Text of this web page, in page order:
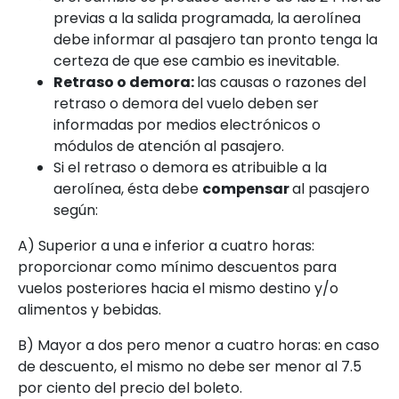
previas a la salida programada, la aerolínea
debe informar al pasajero tan pronto tenga la
certeza de que ese cambio es inevitable.
Retraso o demora:las causas o razones del
retraso o demora del vuelo deben ser
informadas por medios electrónicos o
módulos de atención al pasajero.
Si el retraso o demora es atribuible a la
aerolínea, ésta debe compensaral pasajero
según:
A) Superior a una e inferior a cuatro horas:
proporcionar como mínimo descuentos para
vuelos posteriores hacia el mismo destino y/o
alimentos y bebidas.
B) Mayor a dos pero menor a cuatro horas: en caso
de descuento, el mismo no debe ser menor al 7.5
por ciento del precio del boleto.